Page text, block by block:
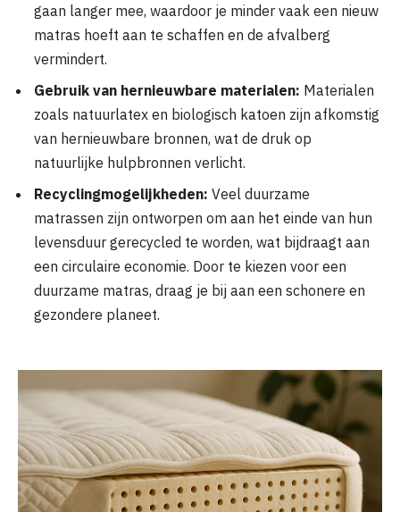
gaan langer mee, waardoor je minder vaak een nieuw
matras hoeft aan te schaffen en de afvalberg
vermindert.
Gebruik van hernieuwbare materialen: Materialen
zoals natuurlatex en biologisch katoen zijn afkomstig
van hernieuwbare bronnen, wat de druk op
natuurlijke hulpbronnen verlicht.
Recyclingmogelijkheden: Veel duurzame
matrassen zijn ontworpen om aan het einde van hun
levensduur gerecycled te worden, wat bijdraagt aan
een circulaire economie. Door te kiezen voor een
duurzame matras, draag je bij aan een schonere en
gezondere planeet.